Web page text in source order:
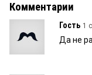
Комментарии
Гость 1
Да не